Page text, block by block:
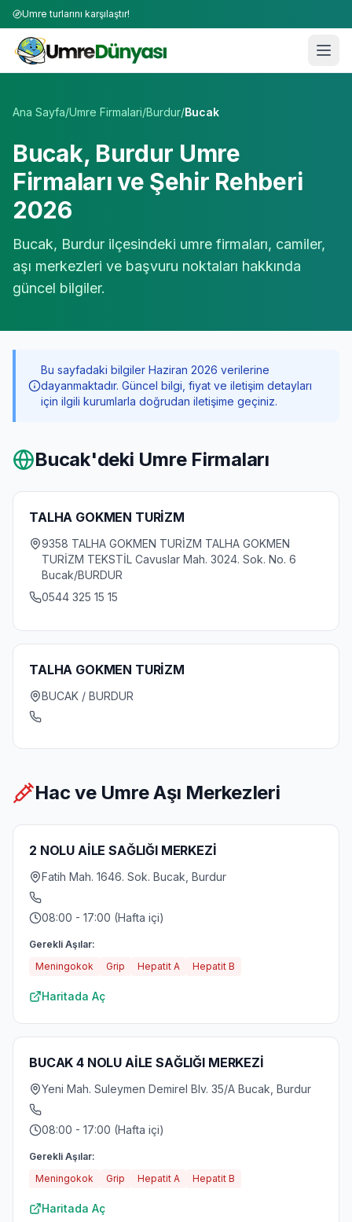
Umre turlarını karşılaştır!
Ana Sayfa/Umre Firmalari/Burdur/Bucak
Bucak, Burdur Umre
Firmaları ve Şehir Rehberi
2026
Bucak, Burdur ilçesindeki umre firmaları, camiler,
aşı merkezleri ve başvuru noktaları hakkında
güncel bilgiler.
Bu sayfadaki bilgiler Haziran 2026 verilerine
dayanmaktadır. Güncel bilgi, fiyat ve iletişim detayları
için ilgili kurumlarla doğrudan iletişime geçiniz.
Bucak'deki Umre Firmaları
TALHA GOKMEN TURİZM
9358 TALHA GOKMEN TURİZM TALHA GOKMEN
TURİZM TEKSTİL Cavuslar Mah. 3024. Sok. No. 6
Bucak/BURDUR
0544 325 15 15
TALHA GOKMEN TURİZM
BUCAK / BURDUR
Hac ve Umre Aşı Merkezleri
2 NOLU AİLE SAĞLIĞI MERKEZİ
Fatih Mah. 1646. Sok. Bucak, Burdur
08:00 - 17:00 (Hafta içi)
Gerekli Aşılar:
Meningokok
Grip Hepatit A Hepatit B
Haritada Aç
BUCAK 4 NOLU AİLE SAĞLIĞI MERKEZİ
Yeni Mah. Suleymen Demirel Blv. 35/A Bucak, Burdur
08:00 - 17:00 (Hafta içi)
Gerekli Aşılar:
Meningokok
Grip Hepatit A Hepatit B
Haritada Aç